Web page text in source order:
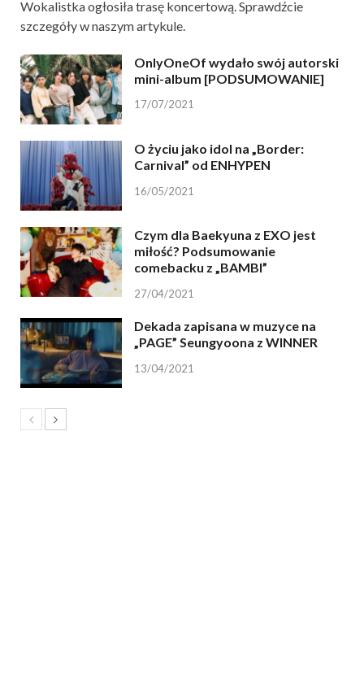
Wokalistka ogłosiła trasę koncertową. Sprawdźcie
szczegóły w naszym artykule.
OnlyOneOf wydało swój autorski
mini-album [PODSUMOWANIE]
17/07/2021
O życiu jako idol na „Border:
Carnival” od ENHYPEN
16/05/2021
Czym dla Baekyuna z EXO jest
miłość? Podsumowanie
comebacku z „BAMBI”
27/04/2021
Dekada zapisana w muzyce na
„PAGE” Seungyoona z WINNER
13/04/2021